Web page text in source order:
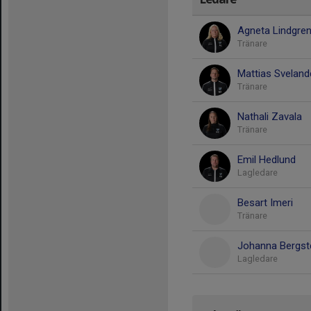
Agneta Lindgren
Tränare
Mattias
Tränare
Nathali Zavala
Tränare
Emil Hedlund
Lagledare
Besart Imeri
Tränare
Johanna
Lagledare